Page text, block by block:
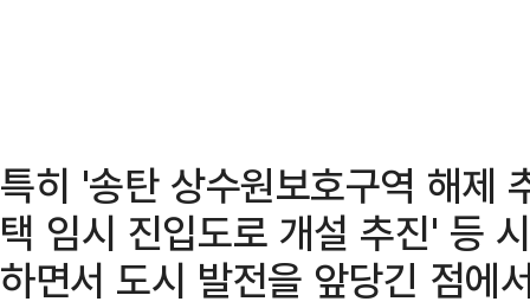
특히 '송탄 상수원보호구역 해제
택 임시 진입도로 개설 추진' 등
하면서 도시 발전을 앞당긴 점에